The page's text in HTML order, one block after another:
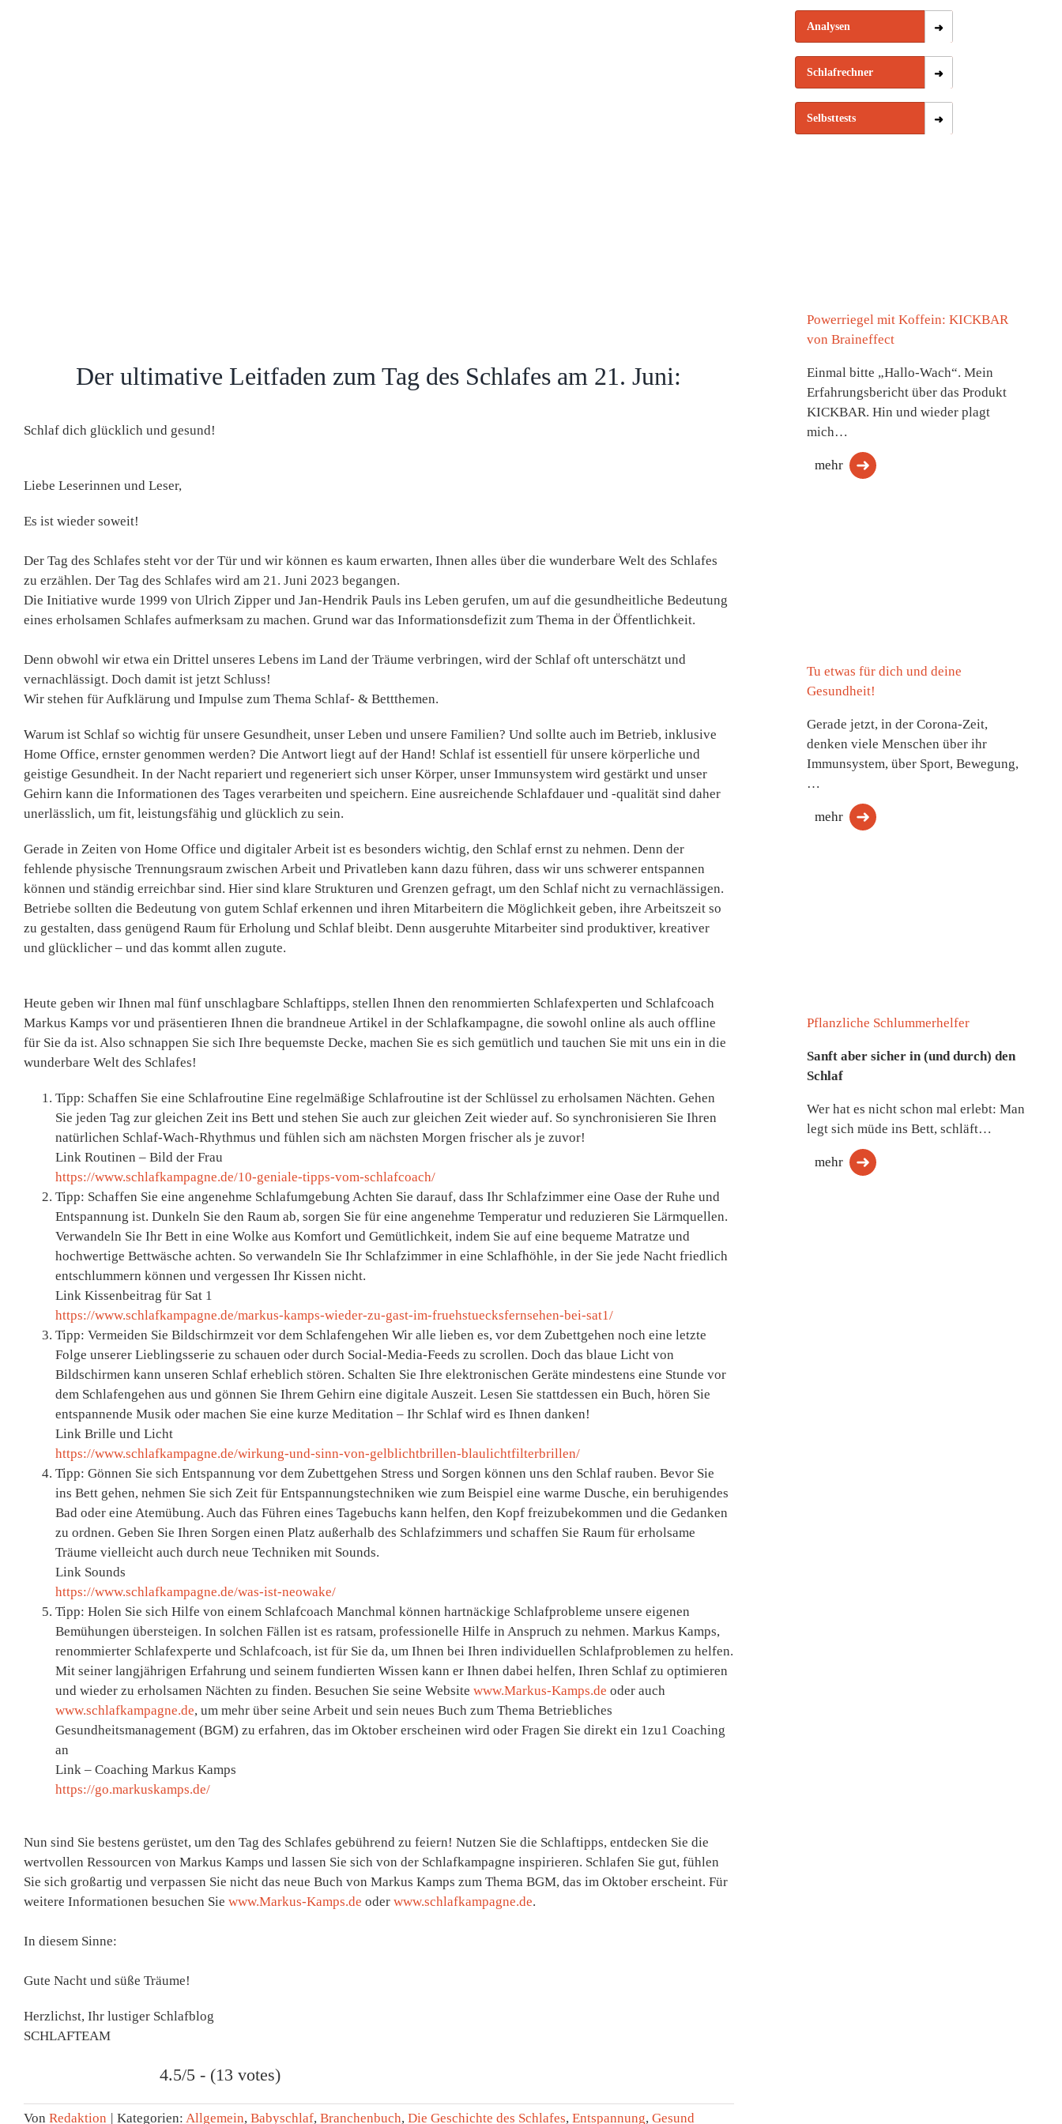
Der ultimative Leitfaden zum Tag des Schlafes am 21. Juni:
Schlaf dich glücklich und gesund!
Liebe Leserinnen und Leser,
Es ist wieder soweit!
Der Tag des Schlafes steht vor der Tür und wir können es kaum erwarten, Ihnen alles über die wunderbare Welt des Schlafes
zu erzählen. Der Tag des Schlafes wird am 21. Juni 2023 begangen.
Die Initiative wurde 1999 von Ulrich Zipper und Jan-Hendrik Pauls ins Leben gerufen, um auf die gesundheitliche Bedeutung
eines erholsamen Schlafes aufmerksam zu machen. Grund war das Informationsdefizit zum Thema in der Öffentlichkeit.
Denn obwohl wir etwa ein Drittel unseres Lebens im Land der Träume verbringen, wird der Schlaf oft unterschätzt und
vernachlässigt. Doch damit ist jetzt Schluss!
Wir stehen für Aufklärung und Impulse zum Thema Schlaf- & Bettthemen.
Warum ist Schlaf so wichtig für unsere Gesundheit, unser Leben und unsere Familien? Und sollte auch im Betrieb, inklusive
Home Office, ernster genommen werden? Die Antwort liegt auf der Hand! Schlaf ist essentiell für unsere körperliche und
geistige Gesundheit. In der Nacht repariert und regeneriert sich unser Körper, unser Immunsystem wird gestärkt und unser
Gehirn kann die Informationen des Tages verarbeiten und speichern. Eine ausreichende Schlafdauer und -qualität sind daher
unerlässlich, um fit, leistungsfähig und glücklich zu sein.
Gerade in Zeiten von Home Office und digitaler Arbeit ist es besonders wichtig, den Schlaf ernst zu nehmen. Denn der
fehlende physische Trennungsraum zwischen Arbeit und Privatleben kann dazu führen, dass wir uns schwerer entspannen
können und ständig erreichbar sind. Hier sind klare Strukturen und Grenzen gefragt, um den Schlaf nicht zu vernachlässigen.
Betriebe sollten die Bedeutung von gutem Schlaf erkennen und ihren Mitarbeitern die Möglichkeit geben, ihre Arbeitszeit so
zu gestalten, dass genügend Raum für Erholung und Schlaf bleibt. Denn ausgeruhte Mitarbeiter sind produktiver, kreativer
und glücklicher – und das kommt allen zugute.
Heute geben wir Ihnen mal fünf unschlagbare Schlaftipps, stellen Ihnen den renommierten Schlafexperten und Schlafcoach
Markus Kamps vor und präsentieren Ihnen die brandneue Artikel in der Schlafkampagne, die sowohl online als auch offline
für Sie da ist. Also schnappen Sie sich Ihre bequemste Decke, machen Sie es sich gemütlich und tauchen Sie mit uns ein in die
wunderbare Welt des Schlafes!
Tipp: Schaffen Sie eine Schlafroutine Eine regelmäßige Schlafroutine ist der Schlüssel zu erholsamen Nächten. Gehen
Sie jeden Tag zur gleichen Zeit ins Bett und stehen Sie auch zur gleichen Zeit wieder auf. So synchronisieren Sie Ihren
natürlichen Schlaf-Wach-Rhythmus und fühlen sich am nächsten Morgen frischer als je zuvor!
Link Routinen – Bild der Frau
https://www.schlafkampagne.de/10-geniale-tipps-vom-schlafcoach/
Tipp: Schaffen Sie eine angenehme Schlafumgebung Achten Sie darauf, dass Ihr Schlafzimmer eine Oase der Ruhe und
Entspannung ist. Dunkeln Sie den Raum ab, sorgen Sie für eine angenehme Temperatur und reduzieren Sie Lärmquellen.
Verwandeln Sie Ihr Bett in eine Wolke aus Komfort und Gemütlichkeit, indem Sie auf eine bequeme Matratze und
hochwertige Bettwäsche achten. So verwandeln Sie Ihr Schlafzimmer in eine Schlafhöhle, in der Sie jede Nacht friedlich
entschlummern können und vergessen Ihr Kissen nicht.
Link Kissenbeitrag für Sat 1
https://www.schlafkampagne.de/markus-kamps-wieder-zu-gast-im-fruehstuecksfernsehen-bei-sat1/
Tipp: Vermeiden Sie Bildschirmzeit vor dem Schlafengehen Wir alle lieben es, vor dem Zubettgehen noch eine letzte
Folge unserer Lieblingsserie zu schauen oder durch Social-Media-Feeds zu scrollen. Doch das blaue Licht von
Bildschirmen kann unseren Schlaf erheblich stören. Schalten Sie Ihre elektronischen Geräte mindestens eine Stunde vor
dem Schlafengehen aus und gönnen Sie Ihrem Gehirn eine digitale Auszeit. Lesen Sie stattdessen ein Buch, hören Sie
entspannende Musik oder machen Sie eine kurze Meditation – Ihr Schlaf wird es Ihnen danken!
Link Brille und Licht
https://www.schlafkampagne.de/wirkung-und-sinn-von-gelblichtbrillen-blaulichtfilterbrillen/
Tipp: Gönnen Sie sich Entspannung vor dem Zubettgehen Stress und Sorgen können uns den Schlaf rauben. Bevor Sie
ins Bett gehen, nehmen Sie sich Zeit für Entspannungstechniken wie zum Beispiel eine warme Dusche, ein beruhigendes
Bad oder eine Atemübung. Auch das Führen eines Tagebuchs kann helfen, den Kopf freizubekommen und die Gedanken
zu ordnen. Geben Sie Ihren Sorgen einen Platz außerhalb des Schlafzimmers und schaffen Sie Raum für erholsame
Träume vielleicht auch durch neue Techniken mit Sounds.
Link Sounds
https://www.schlafkampagne.de/was-ist-neowake/
Tipp: Holen Sie sich Hilfe von einem Schlafcoach Manchmal können hartnäckige Schlafprobleme unsere eigenen
Bemühungen übersteigen. In solchen Fällen ist es ratsam, professionelle Hilfe in Anspruch zu nehmen. Markus Kamps,
renommierter Schlafexperte und Schlafcoach, ist für Sie da, um Ihnen bei Ihren individuellen Schlafproblemen zu helfen.
Mit seiner langjährigen Erfahrung und seinem fundierten Wissen kann er Ihnen dabei helfen, Ihren Schlaf zu optimieren
und wieder zu erholsamen Nächten zu finden. Besuchen Sie seine Website www.Markus-Kamps.de oder auch
www.schlafkampagne.de, um mehr über seine Arbeit und sein neues Buch zum Thema Betriebliches
Gesundheitsmanagement (BGM) zu erfahren, das im Oktober erscheinen wird oder Fragen Sie direkt ein 1zu1 Coaching
an
Link – Coaching Markus Kamps
https://go.markuskamps.de/
Nun sind Sie bestens gerüstet, um den Tag des Schlafes gebührend zu feiern! Nutzen Sie die Schlaftipps, entdecken Sie die
wertvollen Ressourcen von Markus Kamps und lassen Sie sich von der Schlafkampagne inspirieren. Schlafen Sie gut, fühlen
Sie sich großartig und verpassen Sie nicht das neue Buch von Markus Kamps zum Thema BGM, das im Oktober erscheint. Für
weitere Informationen besuchen Sie www.Markus-Kamps.de oder www.schlafkampagne.de.
In diesem Sinne:
Gute Nacht und süße Träume!
Herzlichst, Ihr lustiger Schlafblog
SCHLAFTEAM
4.5/5 - (13 votes)
Von Redaktion Kategorien: Allgemein, Babyschlaf, Branchenbuch, Die Geschichte des Schlafes, Entspannung, Gesund
Analysen
Schlafrechner
Selbsttests
Powerriegel mit Koffein: KICKBAR
von Braineffect
Einmal bitte „Hallo-Wach“. Mein
Erfahrungsbericht über das Produkt
KICKBAR. Hin und wieder plagt
mich…
mehr
Tu etwas für dich und deine
Gesundheit!
Gerade jetzt, in der Corona-Zeit,
denken viele Menschen über ihr
Immunsystem, über Sport, Bewegung,
…
mehr
Pflanzliche Schlummerhelfer
Sanft aber sicher in (und durch) den
Schlaf
Wer hat es nicht schon mal erlebt: Man
legt sich müde ins Bett, schläft…
mehr